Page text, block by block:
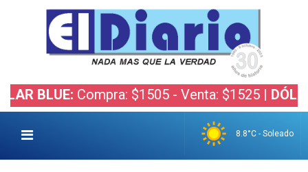
Compra: $1505 - Venta: $1525 | DÓLAR
8.8°C - Soleado